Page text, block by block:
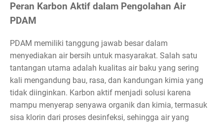
Peran Karbon Aktif dalam Pengolahan Air
PDAM
PDAM memiliki tanggung jawab besar dalam
menyediakan air bersih untuk masyarakat. Salah satu
tantangan utama adalah kualitas air baku yang sering
kali mengandung bau, rasa, dan kandungan kimia yang
tidak diinginkan. Karbon aktif menjadi solusi karena
mampu menyerap senyawa organik dan kimia, termasuk
sisa klorin dari proses desinfeksi, sehingga air yang